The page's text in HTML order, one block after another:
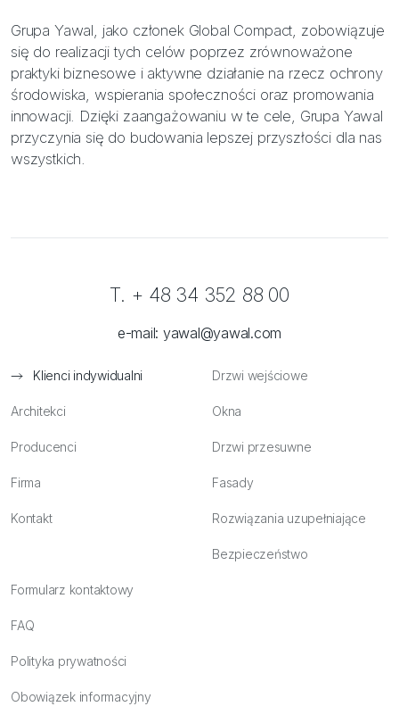
Grupa Yawal, jako członek Global Compact, zobowiązuje
się do realizacji tych celów poprzez zrównoważone
praktyki biznesowe i aktywne działanie na rzecz ochrony
środowiska, wspierania społeczności oraz promowania
innowacji. Dzięki zaangażowaniu w te cele, Grupa Yawal
przyczynia się do budowania lepszej przyszłości dla nas
wszystkich.
Klienci indywidualni
Architekci
Producenci
Firma
Kontakt
Drzwi wejściowe
Okna
Drzwi przesuwne
Fasady
Rozwiązania uzupełniające
Bezpieczeństwo
Formularz kontaktowy
FAQ
Polityka prywatności
Obowiązek informacyjny
T. + 48 34 352 88 00
e-mail: yawal@yawal.com